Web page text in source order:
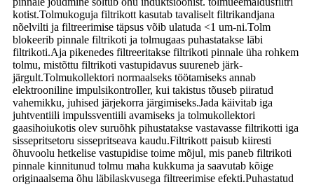
kotist.Tolmukoguja filtrikott kasutab tavaliselt filtrikandjana
nõelvilti ja filtreerimise täpsus võib ulatuda <1 um-ni.Tolm
blokeerib pinnale filtrikoti ja tolmugaas puhastatakse läbi
filtrikoti.Aja pikenedes filtreeritakse filtrikoti pinnale üha rohkem
tolmu, mistõttu filtrikoti vastupidavus suureneb järk-
järgult.Tolmukollektori normaalseks töötamiseks annab
elektrooniline impulsikontroller, kui takistus tõuseb piiratud
vahemikku, juhised järjekorra järgimiseks.Jada käivitab iga
juhtventiili impulssventiili avamiseks ja tolmukollektori
gaasihoiukotis olev suruõhk pihustatakse vastavasse filtrikotti iga
sissepritsetoru sissepritseava kaudu.Filtrikott paisub kiiresti
õhuvoolu hetkelise vastupidise toime mõjul, mis paneb filtrikoti
pinnale kinnitunud tolmu maha kukkuma ja saavutab kõige
originaalsema õhu läbilaskvusega filtreerimise efekti.Puhastatud